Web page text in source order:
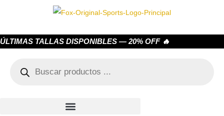
ÚLTIMAS TALLAS DISPONIBLES — 20% OFF 🔥